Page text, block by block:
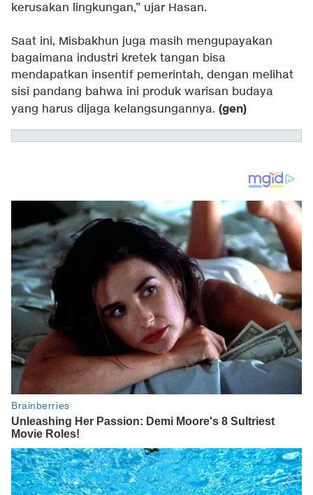
kerusakan lingkungan,” ujar Hasan.
Saat ini, Misbakhun juga masih mengupayakan
bagaimana industri kretek tangan bisa
mendapatkan insentif pemerintah, dengan melihat
sisi pandang bahwa ini produk warisan budaya
yang harus dijaga kelangsungannya. (gen)